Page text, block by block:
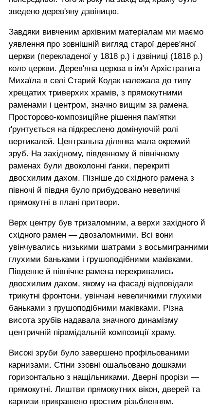
зведено дерев'яну дзвіницю.
Завдяки вивченим архівним матеріалам ми маємо
уявлення про зовнішній вигляд старої дерев'яної
церкви (перекладеної у 1818 р.) і дзвіниці (1818 р.)
коло церкви. Дерев'яна церква в ім'я Архістратига
Михаїла в селі Старий Кодак належала до типу
хрещатих триверхих храмів, з прямокутними
раменами і центром, значно вищим за рамена.
Просторово-композиційне рішення пам'ятки
ґрунтується на підкреслено домінуючій ролі
вертикалей. Центральна ділянка мала окремий
зруб. На західному, південному й північному
раменах були двоколонні ґанки, перекриті
двосхилим дахом. Пізніше до східного рамена з
півночі й півдня було прибудовано невеличкі
прямокутні в плані притвори.
Верх центру був тризаломним, а верхи західного й
східного рамен — двозаломними. Всі вони
увінчувались низькими шатрами з восьмигранними
глухими баньками і грушоподібними маківками.
Південне й північне рамена перекривались
двосхилим дахом, якому на фасаді відповідали
трикутні фронтони, увінчані невеличкими глухими
баньками з грушоподібними маківками. Різна
висота зрубів надавала значного динамізму
центричній пірамідальній композиції храму.
Високі зруби було завершено профільованими
карнизами. Стіни ззовні ошальовано дошками
горизонтально з нащільниками. Дверні прорізи —
прямокутні. Лиштви прямокутних вікон, дверей та
карнизи прикрашено простим різьбленням.